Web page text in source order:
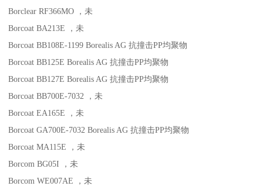
Borclear RF366MO
，未
Borcoat BA213E
，未
Borcoat BB108E-1199 Borealis AG 抗撞击PP均聚物
Borcoat BB125E Borealis AG 抗撞击PP均聚物
Borcoat BB127E Borealis AG 抗撞击PP均聚物
Borcoat BB700E-7032
，未
Borcoat EA165E
，未
Borcoat GA700E-7032 Borealis AG 抗撞击PP均聚物
Borcoat MA115E
，未
Borcom BG05I
，未
Borcom WE007AE
，未